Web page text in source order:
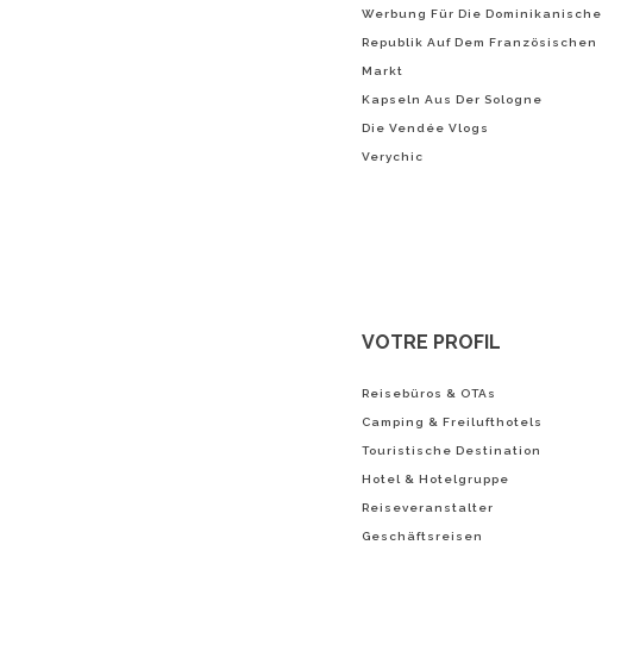
Werbung Für Die Dominikanische
Republik Auf Dem Französischen
Markt
Kapseln Aus Der Sologne
Die Vendée Vlogs
Verychic
VOTRE PROFIL
Reisebüros & OTAs
Camping & Freilufthotels
Touristische Destination
Hotel & Hotelgruppe
Reiseveranstalter
Geschäftsreisen